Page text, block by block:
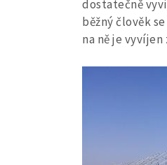
dostatečně
běžný člověk
na ně je